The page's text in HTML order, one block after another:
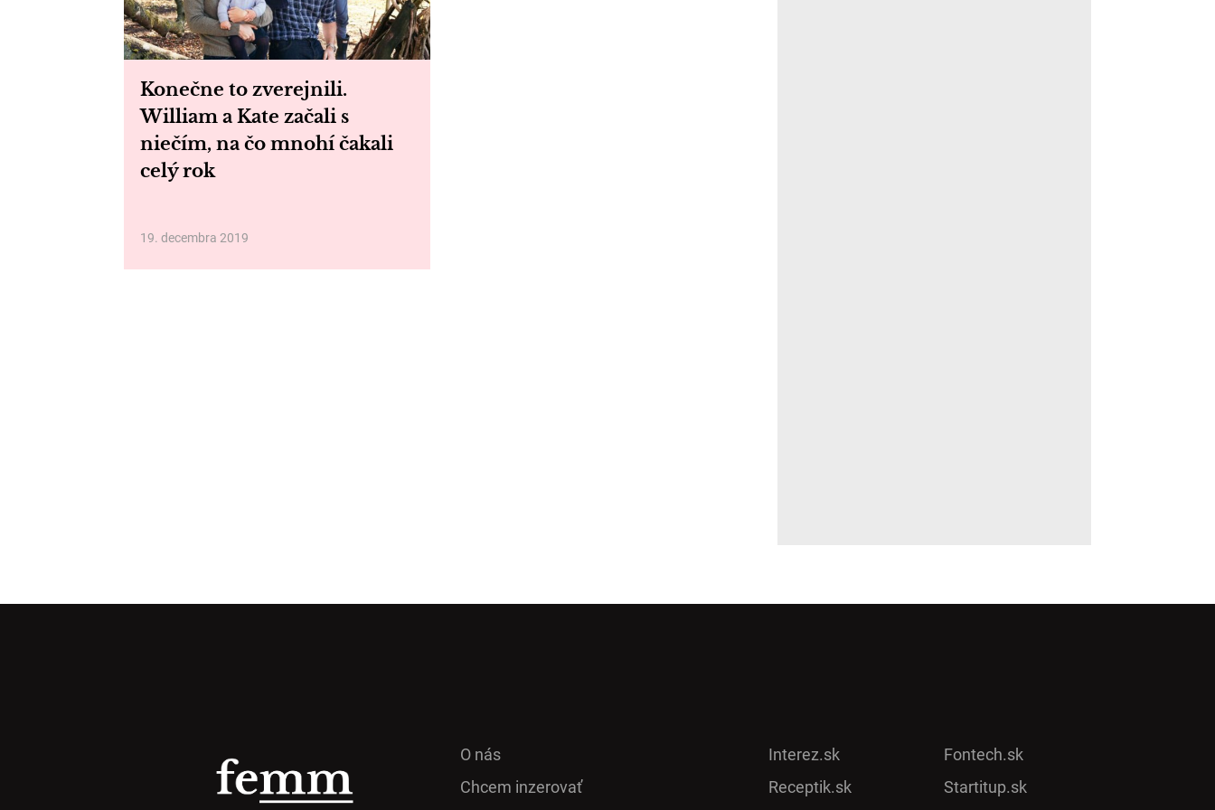
Konečne to zverejnili.
William a Kate začali s
niečím, na čo mnohí čakali
celý rok
19. decembra 2019
O nás
Chcem inzerovať
Interez.sk
Receptik.sk
Fontech.sk
Startitup.sk